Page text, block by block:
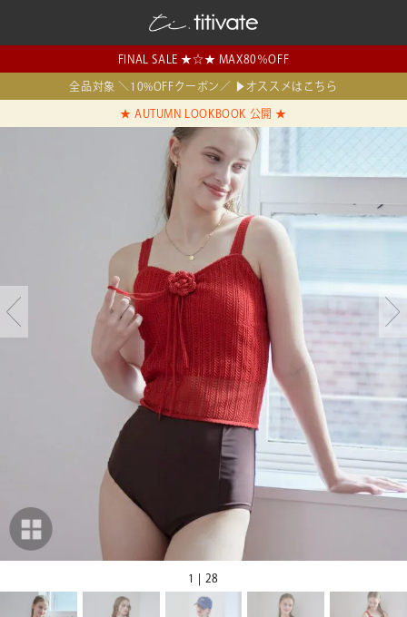
FINAL SALE ★☆★ MAX80％OFF
全品対象 ＼10%OFFクーポン／ ▶オススメはこちら
★ AUTUMN LOOKBOOK 公開 ★
1 | 28